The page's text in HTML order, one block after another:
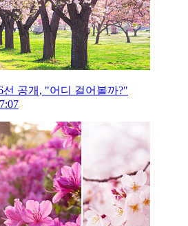
선 공개, "어디 걸어볼까?"